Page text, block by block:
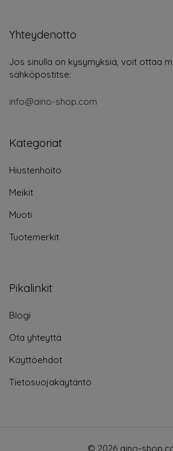
Yhteydenotto
Jos sinulla on kysymyksiä, voit ottaa
sähköpostitse:
info@aino-shop.com
Kategoriat
Hiustenhoito
Meikit
Muoti
Tuotemerkit
Pikalinkit
Blogi
Ota yhteyttä
Käyttöehdot
Tietosuojakäytäntö
© 2026 aino-